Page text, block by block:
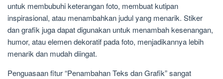
untuk membubuhi keterangan foto, membuat kutipan
inspirasional, atau menambahkan judul yang menarik. Stiker
dan grafik juga dapat digunakan untuk menambah kesenangan,
humor, atau elemen dekoratif pada foto, menjadikannya lebih
menarik dan mudah diingat.
Penguasaan fitur “Penambahan Teks dan Grafik” sangat